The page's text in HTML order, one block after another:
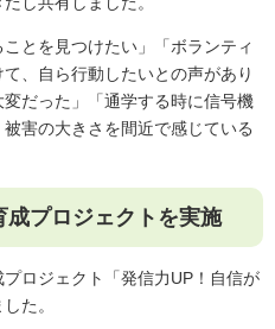
とを見つけたい」「ボランティ
、自ら行動したいとの声があり
だった」「通学する時に信号機
害の大きさを間近で感じている
プロジェクトを実施
ロジェクト「発信力UP！自信が
た。